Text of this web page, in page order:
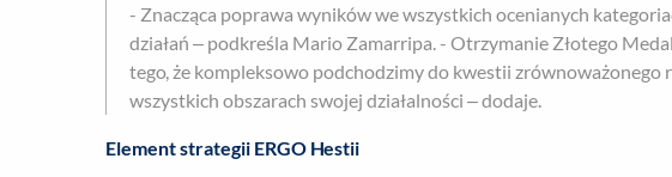
- Znacząca poprawa wyników we wszystkich ocenianych
działań – podkreśla Mario Zamarripa. - Otrzymanie Złotego
tego, że kompleksowo podchodzimy do kwestii zrównoważonego
wszystkich obszarach swojej działalności – dodaje.
Element strategii ERGO Hestii